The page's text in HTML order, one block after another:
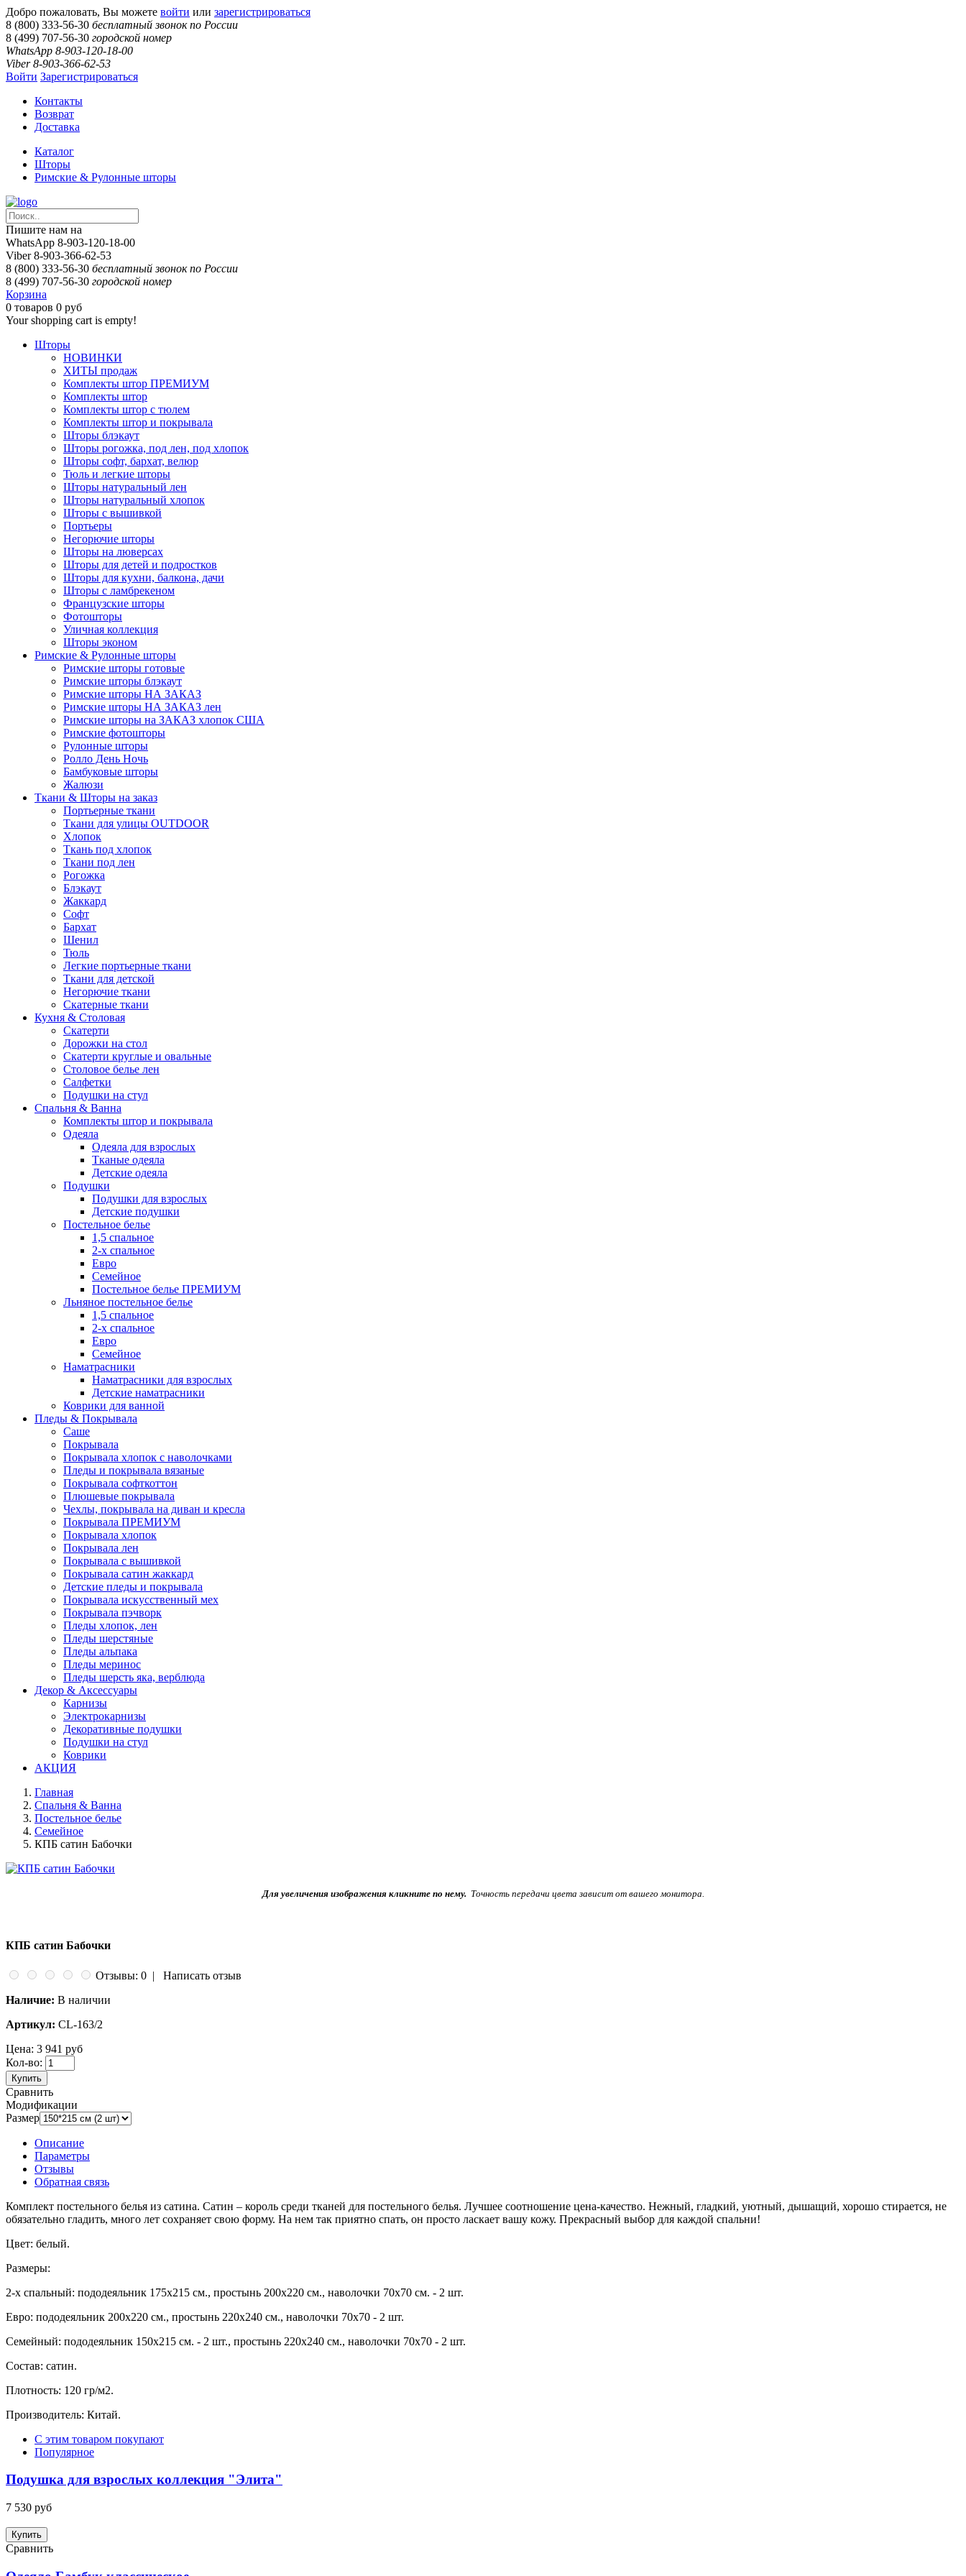
Добро пожаловать, Вы можете войти или зарегистрироваться
8 (800) 333-56-30 бесплатный звонок по России
8 (499) 707-56-30 городской номер
WhatsApp 8-903-120-18-00
Viber 8-903-366-62-53
Войти Зарегистрироваться
Контакты
Возврат
Доставка
Каталог
Шторы
Римские & Рулонные шторы
Пишите нам на
WhatsApp 8-903-120-18-00
Viber 8-903-366-62-53
8 (800) 333-56-30 бесплатный звонок по России
8 (499) 707-56-30 городской номер
Корзина
0 товаров 0 руб
Your shopping cart is empty!
Шторы
НОВИНКИ
ХИТЫ продаж
Комплекты штор ПРЕМИУМ
Комплекты штор
Комплекты штор с тюлем
Комплекты штор и покрывала
Шторы блэкаут
Шторы рогожка, под лен, под хлопок
Шторы софт, бархат, велюр
Тюль и легкие шторы
Шторы натуральный лен
Шторы натуральный хлопок
Шторы с вышивкой
Портьеры
Негорючие шторы
Шторы на люверсах
Шторы для детей и подростков
Шторы для кухни, балкона, дачи
Шторы с ламбрекеном
Французские шторы
Фотошторы
Уличная коллекция
Шторы эконом
Римские & Рулонные шторы
Римские шторы готовые
Римские шторы блэкаут
Римские шторы НА ЗАКАЗ
Римские шторы НА ЗАКАЗ лен
Римские шторы на ЗАКАЗ хлопок США
Римские фотошторы
Рулонные шторы
Ролло День Ночь
Бамбуковые шторы
Жалюзи
Ткани & Шторы на заказ
Портьерные ткани
Ткани для улицы OUTDOOR
Хлопок
Ткань под хлопок
Ткани под лен
Рогожка
Блэкаут
Жаккард
Софт
Бархат
Шенил
Тюль
Легкие портьерные ткани
Ткани для детской
Негорючие ткани
Скатерные ткани
Кухня & Столовая
Скатерти
Дорожки на стол
Скатерти круглые и овальные
Столовое белье лен
Салфетки
Подушки на стул
Спальня & Ванна
Комплекты штор и покрывала
Одеяла
Одеяла для взрослых
Тканые одеяла
Детские одеяла
Подушки
Подушки для взрослых
Детские подушки
Постельное белье
1,5 спальное
2-х спальное
Евро
Семейное
Постельное белье ПРЕМИУМ
Льняное постельное белье
1,5 спальное
2-х спальное
Евро
Семейное
Наматрасники
Наматрасники для взрослых
Детские наматрасники
Коврики для ванной
Пледы & Покрывала
Саше
Покрывала
Покрывала хлопок с наволочками
Пледы и покрывала вязаные
Покрывала софткоттон
Плюшевые покрывала
Чехлы, покрывала на диван и кресла
Покрывала ПРЕМИУМ
Покрывала хлопок
Покрывала лен
Покрывала с вышивкой
Покрывала сатин жаккард
Детские пледы и покрывала
Покрывала искусственный мех
Покрывала пэчворк
Пледы хлопок, лен
Пледы шерстяные
Пледы альпака
Пледы меринос
Пледы шерсть яка, верблюда
Декор & Аксессуары
Карнизы
Электрокарнизы
Декоративные подушки
Подушки на стул
Коврики
АКЦИЯ
Главная
Спальня & Ванна
Постельное белье
Семейное
КПБ сатин Бабочки
Для увеличения изображения кликните по нему. Точность передачи цвета зависит от вашего монитора.
КПБ сатин Бабочки
Отзывы: 0 | Написать отзыв
Наличие: В наличии
Артикул: CL-163/2
Цена: 3 941 руб
Кол-во:
Купить
Сравнить
Модификации
Размер
Описание
Параметры
Отзывы
Обратная связь
Комплект постельного белья из сатина. Сатин – король среди тканей для постельного белья. Лучшее соотношение цена-качество. Нежный, гладкий, уютный, дышащий, хорошо стирается, не
обязательно гладить, много лет сохраняет свою форму. На нем так приятно спать, он просто ласкает вашу кожу. Прекрасный выбор для каждой спальни!
Цвет: белый.
Размеры:
2-х спальный: пододеяльник 175х215 см., простынь 200х220 см., наволочки 70х70 см. - 2 шт.
Евро: пододеяльник 200х220 см., простынь 220х240 см., наволочки 70х70 - 2 шт.
Семейный: пододеяльник 150х215 см. - 2 шт., простынь 220х240 см., наволочки 70х70 - 2 шт.
Состав: сатин.
Плотность: 120 гр/м2.
Производитель: Китай.
С этим товаром покупают
Популярное
Подушка для взрослых коллекция "Элита"
7 530 руб
Купить
Сравнить